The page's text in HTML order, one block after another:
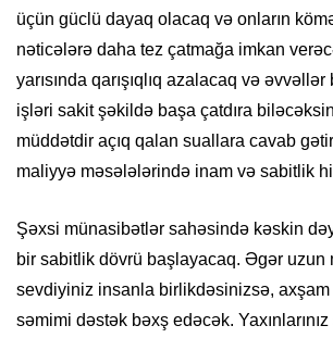
üçün güclü dayaq olacaq və onların
nəticələrə daha tez çatmağa imkan
yarısında qarışıqlıq azalacaq və əvvəllər
işləri sakit şəkildə başa çatdıra
müddətdir açıq qalan suallara cavab
maliyyə məsələlərində inam və sabitlik
Şəxsi münasibətlər sahəsində kəskin
bir sabitlik dövrü başlayacaq. Əgər uzun
sevdiyiniz insanla birlikdəsinizsə,
səmimi dəstək bəxş edəcək.